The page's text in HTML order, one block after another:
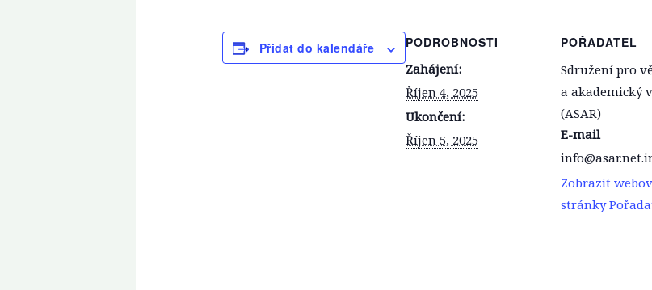
Přidat do kalendáře
PODROBNOSTI
Zahájení:
Říjen 4, 2025
Ukončení:
Říjen 5, 2025
POŘADATEL
Sdružení pro
a akademický
(ASAR)
E-mail
Zobrazit
stránky